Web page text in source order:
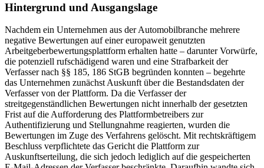
Hintergrund und Ausgangslage
Nachdem ein Unternehmen aus der Automobilbranche mehrere
negative Bewertungen auf einer europaweit genutzten
Arbeitgeberbewertungsplattform erhalten hatte – darunter Vorwürfe,
die potenziell rufschädigend waren und eine Strafbarkeit der
Verfasser nach §§ 185, 186 StGB begründen konnten – begehrte
das Unternehmen zunächst Auskunft über die Bestandsdaten der
Verfasser von der Plattform. Da die Verfasser der
streitgegenständlichen Bewertungen nicht innerhalb der gesetzten
Frist auf die Aufforderung des Plattformbetreibers zur
Authentifizierung und Stellungnahme reagierten, wurden die
Bewertungen im Zuge des Verfahrens gelöscht. Mit rechtskräftigem
Beschluss verpflichtete das Gericht die Plattform zur
Auskunftserteilung, die sich jedoch lediglich auf die gespeicherten